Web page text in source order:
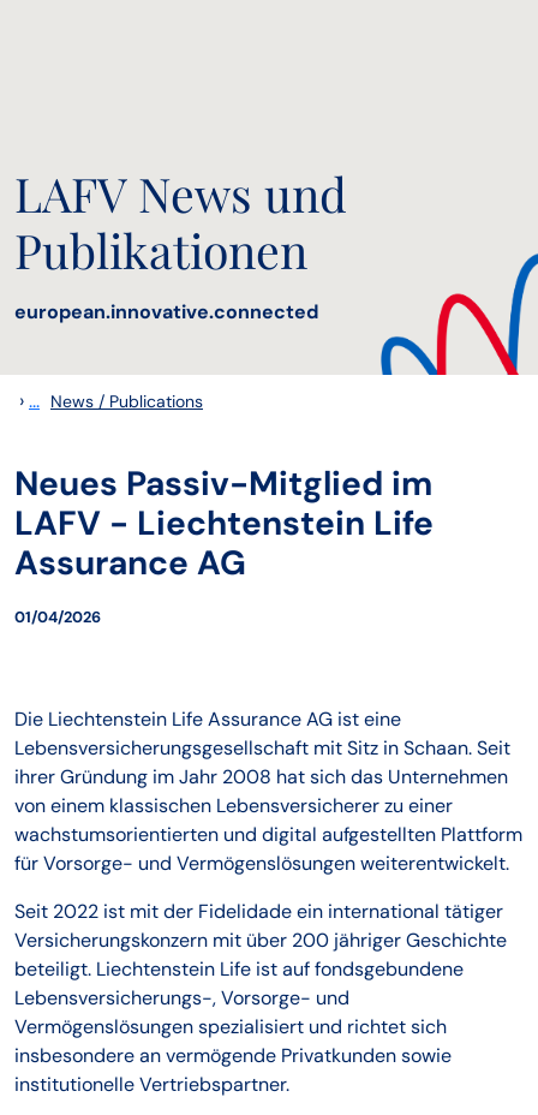
LAFV News und
Publikationen
european.innovative.connected
›... News / Publications
Neues Passiv-Mitglied im
LAFV - Liechtenstein Life
Assurance AG
01/04/2026
Die Liechtenstein Life Assurance AG ist eine
Lebensversicherungsgesellschaft mit Sitz in Schaan. Seit
ihrer Gründung im Jahr 2008 hat sich das Unternehmen
von einem klassischen Lebensversicherer zu einer
wachstumsorientierten und digital aufgestellten Plattform
für Vorsorge- und Vermögenslösungen weiterentwickelt.
Seit 2022 ist mit der Fidelidade ein international tätiger
Versicherungskonzern mit über 200 jähriger Geschichte
beteiligt. Liechtenstein Life ist auf fondsgebundene
Lebensversicherungs-, Vorsorge- und
Vermögenslösungen spezialisiert und richtet sich
insbesondere an vermögende Privatkunden sowie
institutionelle Vertriebspartner.